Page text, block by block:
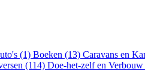
(1) Boeken (13) Caravans en
(114) Doe-het-zelf en